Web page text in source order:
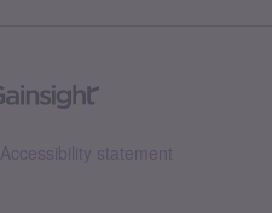
Accessibility statement